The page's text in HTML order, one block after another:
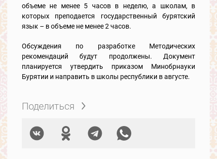
объеме не менее 5 часов в неделю, а школам, в
которых преподается государственный бурятский
язык – в объеме не менее 2 часов.
Обсуждения по разработке Методических
рекомендаций будут продолжены. Документ
планируется утвердить приказом Минобрнауки
Бурятии и направить в школы республики в августе.
Поделиться